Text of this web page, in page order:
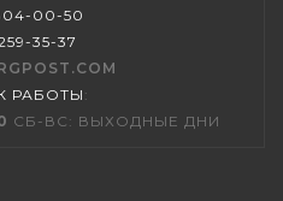
00-50
35-37
РАБОТЫ:
СБ-ВС: ВЫХОДНЫЕ ДНИ